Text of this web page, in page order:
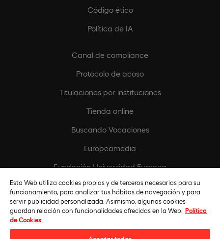
Código ético
Política de IA
Canal de compliance
Protocolo de acoso
Titulaciones por instituciones
Tienda online
Buscando Vocaciones
Europeamedia
Fundación Universidad Europea
Únete al equipo
Esta Web utiliza cookies propias y de terceros necesarias para su
funcionamiento, para analizar tus hábitos de navegación y para
servir publicidad personalizada. Asimismo, algunas cookies
guardan relación con funcionalidades ofrecidas en la Web. Política
de Cookies